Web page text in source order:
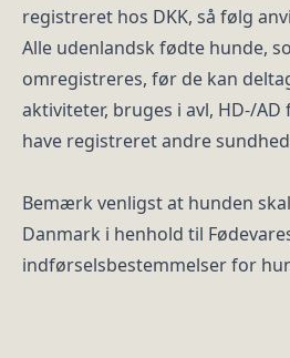
registreret hos DKK, så følg
Alle udenlandsk fødte hunde,
omregistreres, før de kan
aktiviteter, bruges i avl, HD-/
have registreret andre
Bemærk venligst at hunden
Danmark i henhold til
indførselsbestemmelser for